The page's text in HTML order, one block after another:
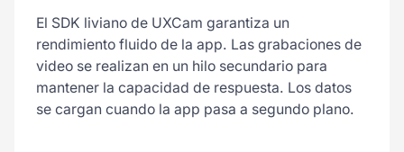
El SDK liviano de UXCam garantiza un
rendimiento fluido de la app. Las grabaciones de
video se realizan en un hilo secundario para
mantener la capacidad de respuesta. Los datos
se cargan cuando la app pasa a segundo plano.